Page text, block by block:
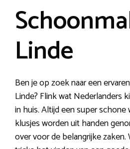
Linde
Ben je op zoek naar een
Linde? Flink wat Nederlanders
in huis. Altijd een super
klusjes worden uit handen
over voor de belangrijke